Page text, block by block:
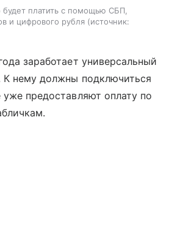
платить с помощью СБП,
и цифрового рубля
источник:
заработает универсальный
К нему должны подключиться
предоставляют оплату по